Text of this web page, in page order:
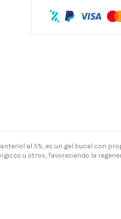
al 5%, es un gel bucal con
u otros, favoreciendo la